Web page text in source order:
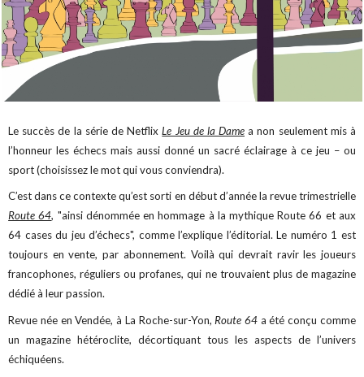
Le succès de la série de NetflixLe Jeu de la Dame a non seulement mis à
l’honneur les échecs mais aussi donné un sacré éclairage à ce jeu – ou
sport (choisissez le mot qui vous conviendra).
C’est dans ce contexte qu’est sorti en début d’année la revue trimestrielle
Route 64, "ainsi dénommée en hommage à la mythique Route 66 et aux
64 cases du jeu d’échecs", comme l’explique l’éditorial. Le numéro 1 est
toujours en vente, par abonnement. Voilà qui devrait ravir les joueurs
francophones, réguliers ou profanes, qui ne trouvaient plus de magazine
dédié à leur passion.
Revue née en Vendée, à La Roche-sur-Yon, Route 64a été conçu comme
un magazine hétéroclite, décortiquant tous les aspects de l’univers
échiquéens.